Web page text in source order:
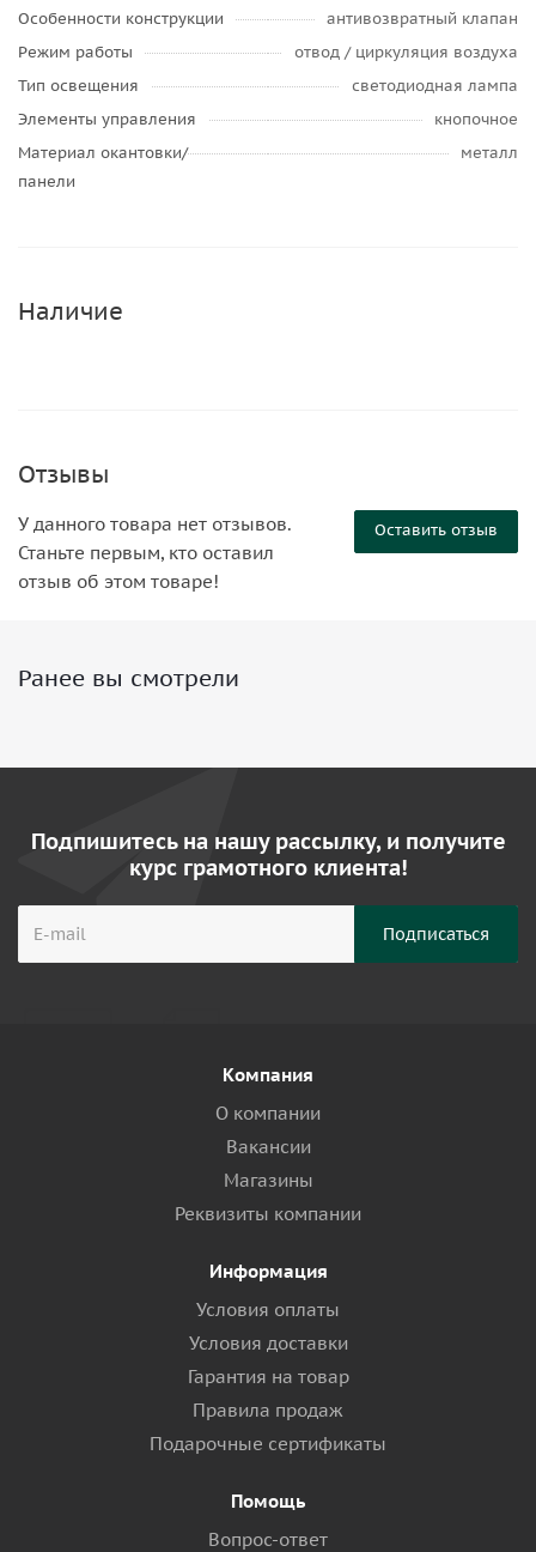
Особенности конструкции
антивозвратный клапан
Режим работы
отвод / циркуляция воздуха
Тип освещения
светодиодная лампа
Элементы управления
кнопочное
Материал окантовки/
панели
металл
Наличие
Отзывы
Оставить отзыв
У данного товара нет отзывов.
Станьте первым, кто оставил
отзыв об этом товаре!
Ранее вы смотрели
Подпишитесь на нашу рассылку, и получите
курс грамотного клиента!
Компания
О компании
Вакансии
Магазины
Реквизиты компании
Информация
Условия оплаты
Условия доставки
Гарантия на товар
Правила продаж
Подарочные сертификаты
Помощь
Вопрос-ответ